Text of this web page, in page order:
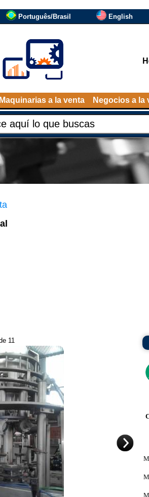
Português/Brasil English
a la venta Negocios a la
11